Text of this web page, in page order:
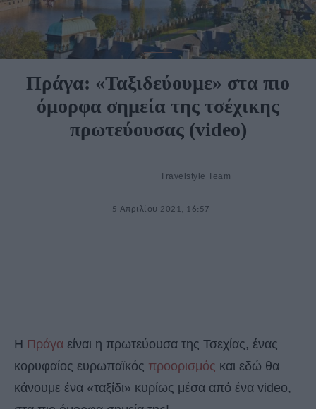
Travel
Πράγα: «Ταξιδεύουμε» στα πιο
όμορφα σημεία της τσέχικης
πρωτεύουσας (video)
Travelstyle Team
5 Απριλίου 2021, 16:57
Η Πράγα είναι η πρωτεύουσα της Τσεχίας, ένας
κορυφαίος ευρωπαϊκός προορισμός και εδώ θα
κάνουμε ένα «ταξίδι» κυρίως μέσα από ένα video,